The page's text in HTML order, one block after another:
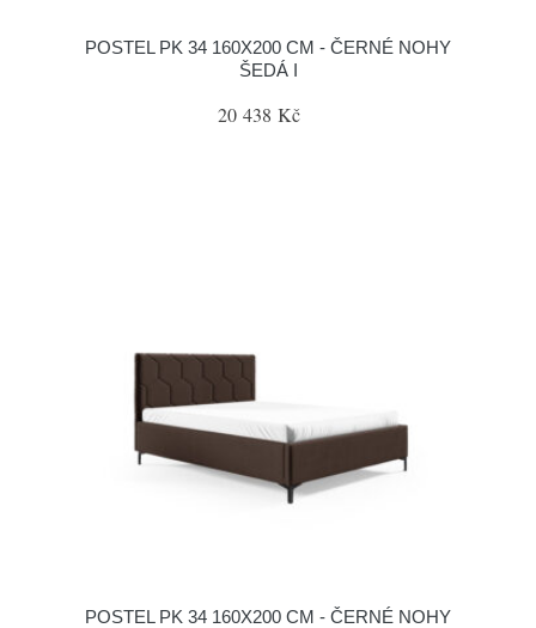
POSTEL PK 34 160X200 CM - ČERNÉ NOHY
ŠEDÁ I
20 438 Kč
POSTEL PK 34 160X200 CM - ČERNÉ NOHY